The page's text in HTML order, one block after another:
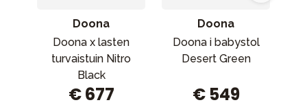
Doona
Doona x lasten
turvaistuin Nitro
Black
€ 677
Doona
Doona i babystol
Desert Green
€ 549